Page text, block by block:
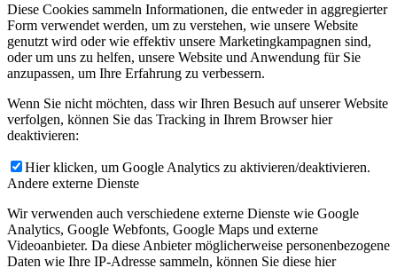
Diese Cookies sammeln Informationen, die entweder in aggregierter
Form verwendet werden, um zu verstehen, wie unsere Website
genutzt wird oder wie effektiv unsere Marketingkampagnen sind,
oder um uns zu helfen, unsere Website und Anwendung für Sie
anzupassen, um Ihre Erfahrung zu verbessern.
Wenn Sie nicht möchten, dass wir Ihren Besuch auf unserer Website
verfolgen, können Sie das Tracking in Ihrem Browser hier
deaktivieren:
Hier klicken, um Google Analytics zu aktivieren/deaktivieren.
Andere externe Dienste
Wir verwenden auch verschiedene externe Dienste wie Google
Analytics, Google Webfonts, Google Maps und externe
Videoanbieter. Da diese Anbieter möglicherweise personenbezogene
Daten wie Ihre IP-Adresse sammeln, können Sie diese hier